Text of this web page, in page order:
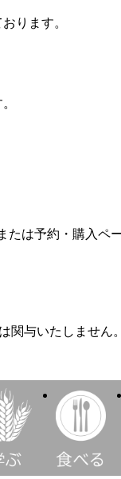
ります。
は予約・購入ペ
関与いたしません